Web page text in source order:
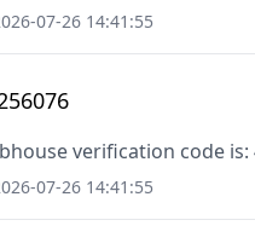
07-26 14:41:55
verification code is:
07-26 14:41:55